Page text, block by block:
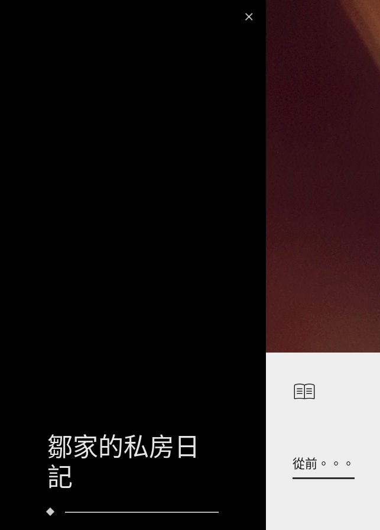
鄒家的私房日
記
從前。。。